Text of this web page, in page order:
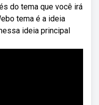
do tema que você irá
tema é a ideia
ideia principal